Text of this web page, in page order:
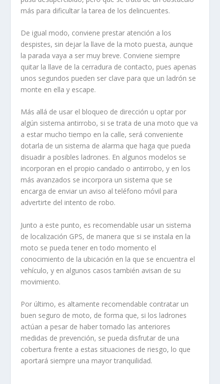
más para dificultar la tarea de los delincuentes.
De igual modo, conviene prestar atención a los
despistes, sin dejar la llave de la moto puesta, aunque
la parada vaya a ser muy breve. Conviene siempre
quitar la llave de la cerradura de contacto, pues apenas
unos segundos pueden ser clave para que un ladrón se
monte en ella y escape.
Más allá de usar el bloqueo de dirección u optar por
algún sistema antirrobo, si se trata de una moto que va
a estar mucho tiempo en la calle, será conveniente
dotarla de un sistema de alarma que haga que pueda
disuadir a posibles ladrones. En algunos modelos se
incorporan en el propio candado o antirrobo, y en los
más avanzados se incorpora un sistema que se
encarga de enviar un aviso al teléfono móvil para
advertirte del intento de robo.
Junto a este punto, es recomendable usar un sistema
de localización GPS, de manera que si se instala en la
moto se pueda tener en todo momento el
conocimiento de la ubicación en la que se encuentra el
vehículo, y en algunos casos también avisan de su
movimiento.
Por último, es altamente recomendable contratar un
buen seguro de moto, de forma que, si los ladrones
actúan a pesar de haber tomado las anteriores
medidas de prevención, se pueda disfrutar de una
cobertura frente a estas situaciones de riesgo, lo que
aportará siempre una mayor tranquilidad.